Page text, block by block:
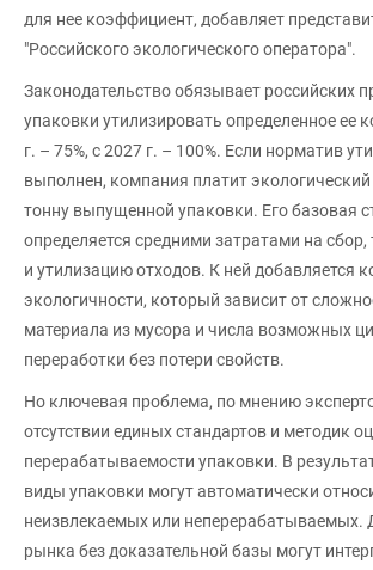
для нее коэффициент, добавляет
"Российского экологического оператора".
Законодательство обязывает российских
упаковки утилизировать определенное ее
г. – 75%, с 2027 г. – 100%. Если норматив
выполнен, компания платит
тонну выпущенной упаковки. Его базовая
определяется средними затратами на сбор,
и утилизацию отходов. К ней добавляется
экологичности, который зависит от
материала из мусора и числа возможных
переработки без потери свойств.
Но ключевая проблема, по мнению
отсутствии единых стандартов и методик
перерабатываемости упаковки. В
виды упаковки могут автоматически
неизвлекаемых или неперерабатываемых.
рынка без доказательной базы могут